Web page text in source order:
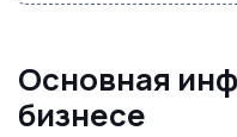
Основная
бизнесе